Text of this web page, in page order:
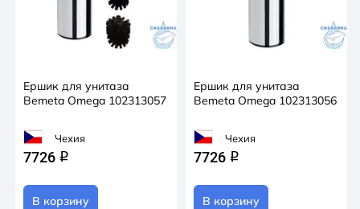
Ершик для унитаза
Bemeta Omega 102313057
Чехия
7726 q
В корзину
Ершик для унитаза
Bemeta Omega 102313056
Чехия
7726 q
В корзину